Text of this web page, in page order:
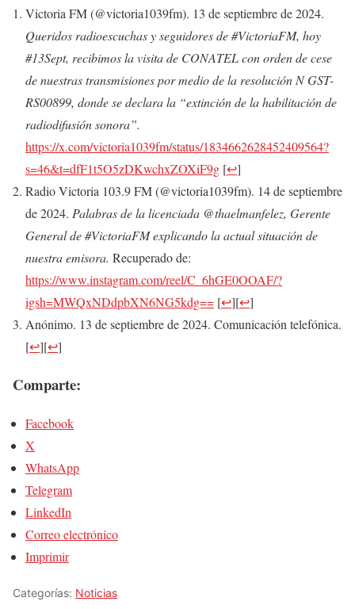
Victoria FM (@victoria1039fm). 13 de septiembre de 2024.
Queridos radioescuchas y seguidores de #VictoriaFM, hoy
#13Sept, recibimos la visita de CONATEL con orden de cese
de nuestras transmisiones por medio de la resolución N GST-
RS00899, donde se declara la “extinción de la habilitación de
radiodifusión sonora”.
https://x.com/victoria1039fm/status/1834662628452409564?
s=46&t=dfF1t5O5zDKwchxZOXiF9g [↩]
Radio Victoria 103.9 FM (@victoria1039fm). 14 de septiembre
de 2024. Palabras de la licenciada @thaelmanfelez, Gerente
General de #VictoriaFM explicando la actual situación de
nuestra emisora. Recuperado de:
https://www.instagram.com/reel/C_6hGE0OOAF/?
igsh=MWQxNDdpbXN6NG5kdg== [↩][↩]
Anónimo. 13 de septiembre de 2024. Comunicación telefónica.
[↩][↩]
Comparte:
Facebook
X
WhatsApp
Telegram
LinkedIn
Correo electrónico
Imprimir
Categorías: Noticias